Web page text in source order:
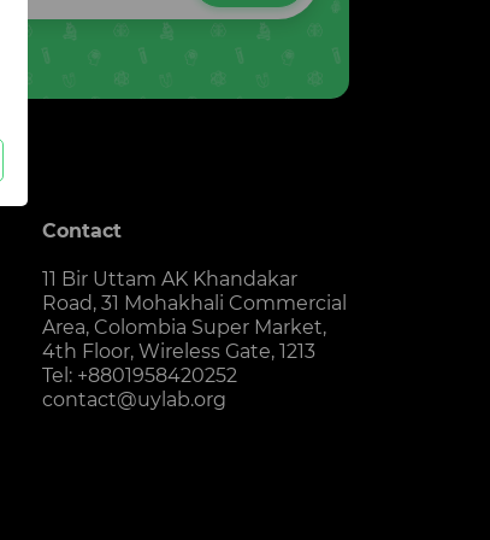
Contact
11 Bir Uttam AK Khandakar
Road, 31 Mohakhali Commercial
Area, Colombia Super Market,
4th Floor, Wireless Gate, 1213
Tel: +8801958420252
contact@uylab.org